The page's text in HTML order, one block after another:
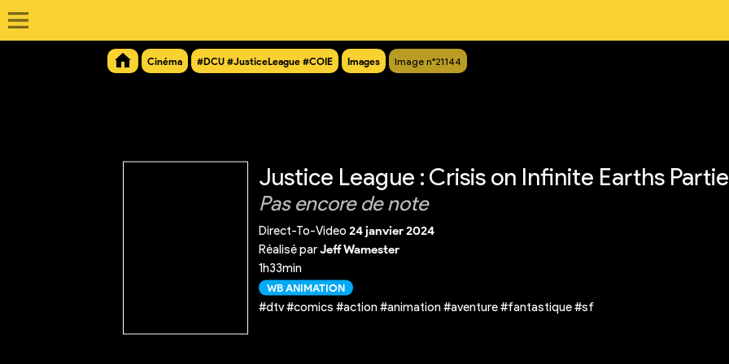
Cinéma #DCU #JusticeLeague #COIE Images Image n°21144
Justice League : Crisis on Infinite Earths
Pas encore de note
Direct-To-Video 24 janvier 2024
Réalisé parJeff Wamester
1h33min
WB ANIMATION
#dtv #comics #action #animation #aventure #fantastique #sf